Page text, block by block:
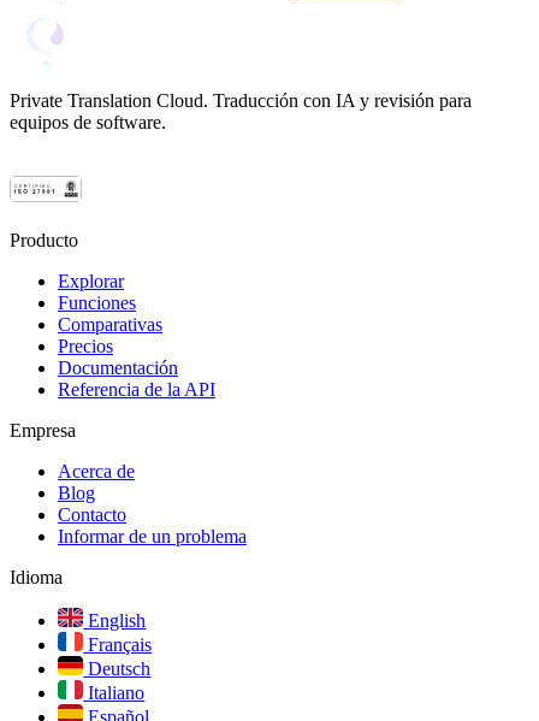
Private Translation Cloud. Traducción con IA y revisión para
equipos de software.
Producto
Explorar
Funciones
Comparativas
Precios
Documentación
Referencia de la API
Empresa
Acerca de
Blog
Contacto
Informar de un problema
Idioma
English
Français
Deutsch
Italiano
Español